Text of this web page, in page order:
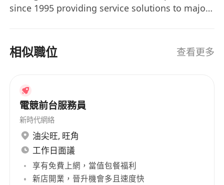
since 1995 providing service solutions to major
facilities management, employee benefits and
personal home services to 100 million
412,000 employees. We believe in the difference
a day makes. That’s why we are proud to focus
on people’s essential needs: we see them as key
to improve the quality of life. We know that by
focusing on the tangible, the real, the concrete
improvements, day after day, for millions of
people, we have a big impact not only on
individuals but also on society and the planet.
相似職位 查看更多
電競前台服務員
新時代網絡
油尖旺, 旺角
工作日面議
享有免費上網，當值包餐福利
新店開業，晉升機會多且速度快